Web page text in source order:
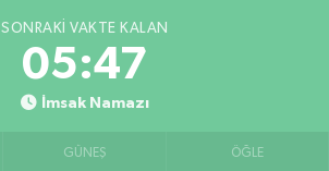
SONRAKI VAKTE KALAN
05:47
İmsak Namazı
GÜNEŞ ÖĞLE